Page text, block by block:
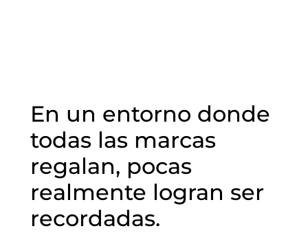
En un entorno donde
todas las marcas
regalan, pocas
realmente logran ser
recordadas.